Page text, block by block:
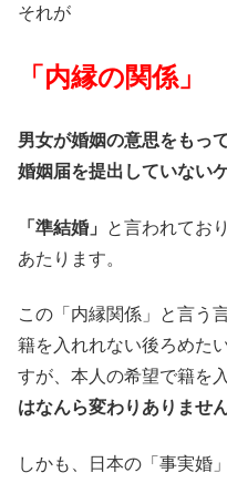
それが
「内縁の関係」
男女が婚姻の意思をもっ
婚姻届を提出していない
「準結婚」 と言われてお
あたります。
この「内縁関係」と言う
籍を入れれない後ろめた
すが、本人の希望で籍を
はなんら変わりありません
しかも、日本の「事実婚